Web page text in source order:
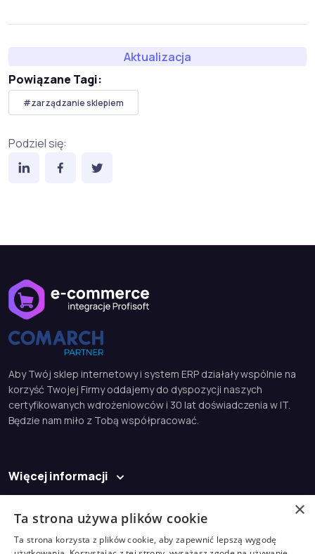
Aktualizacja
Powiązane Tagi:
#zarządzanie sklepiem
Podziel się:
Aby Twój sklep internetowy i system ERP działały wspólnie na
korzyść Twojej Firmy oddajemy do dyspozycji naszych
certyfikowanych wdrożeniowców i 30 lat doświadczenia w IT.
Będzie nam miło z Tobą współpracować.
Więcej informacji
Kontakt
×
Ta strona używa plików cookie
Ta strona korzysta z plików cookie, aby zapewnić lepszą wygodę